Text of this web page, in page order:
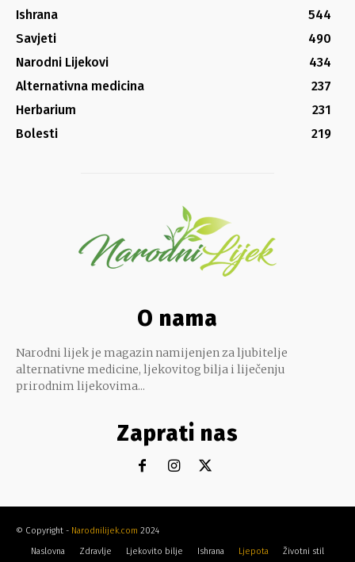
Ishrana
544
Savjeti
490
Narodni Lijekovi
434
Alternativna medicina
237
Herbarium
231
Bolesti
219
O nama
Narodni lijek je magazin namijenjen za ljubitelje
alternativne medicine, ljekovitog bilja i liječenju
prirodnim lijekovima...
Zaprati nas
© Copyright - Narodnilijek.com 2024
Naslovna
Zdravlje Ljekovito bilje Ishrana Ljepota Životni stil